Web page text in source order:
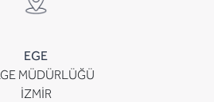
EGE
MÜDÜRLÜĞÜ
İZMİR